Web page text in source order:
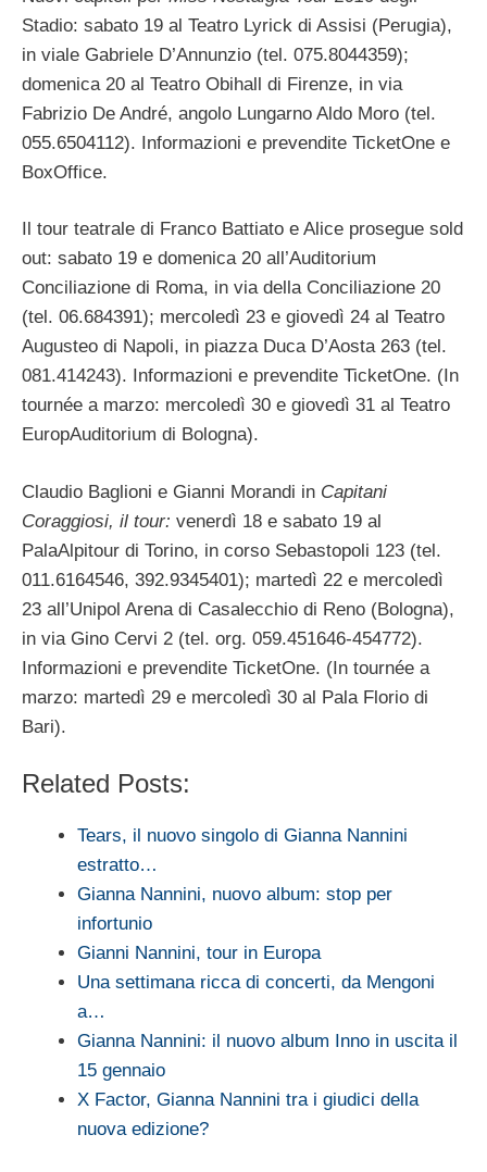
Stadio: sabato 19 al Teatro Lyrick di Assisi (Perugia),
in viale Gabriele D’Annunzio (tel. 075.8044359);
domenica 20 al Teatro Obihall di Firenze, in via
Fabrizio De André, angolo Lungarno Aldo Moro (tel.
055.6504112). Informazioni e prevendite TicketOne e
BoxOffice.
Il tour teatrale di Franco Battiato e Alice prosegue sold
out: sabato 19 e domenica 20 all’Auditorium
Conciliazione di Roma, in via della Conciliazione 20
(tel. 06.684391); mercoledì 23 e giovedì 24 al Teatro
Augusteo di Napoli, in piazza Duca D’Aosta 263 (tel.
081.414243). Informazioni e prevendite TicketOne. (In
tournée a marzo: mercoledì 30 e giovedì 31 al Teatro
EuropAuditorium di Bologna).
Claudio Baglioni e Gianni Morandi in Capitani
Coraggiosi, il tour: venerdì 18 e sabato 19 al
PalaAlpitour di Torino, in corso Sebastopoli 123 (tel.
011.6164546, 392.9345401); martedì 22 e mercoledì
23 all’Unipol Arena di Casalecchio di Reno (Bologna),
in via Gino Cervi 2 (tel. org. 059.451646-454772).
Informazioni e prevendite TicketOne. (In tournée a
marzo: martedì 29 e mercoledì 30 al Pala Florio di
Bari).
Related Posts:
Tears, il nuovo singolo di Gianna Nannini
estratto…
Gianna Nannini, nuovo album: stop per
infortunio
Gianni Nannini, tour in Europa
Una settimana ricca di concerti, da Mengoni
a…
Gianna Nannini: il nuovo album Inno in uscita il
15 gennaio
X Factor, Gianna Nannini tra i giudici della
nuova edizione?